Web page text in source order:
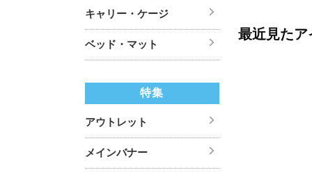
最近見たア
キャリー・ケージ
ベッド・マット
特集
アウトレット
メインバナー